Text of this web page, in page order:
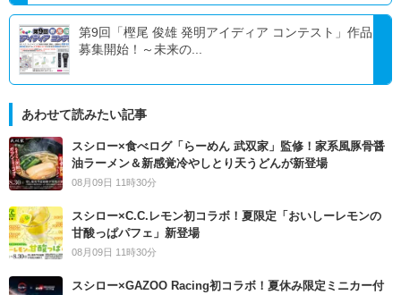
第9回「樫尾 俊雄 発明アイディア コンテスト」作品
募集開始！～未来の...
あわせて読みたい記事
スシロー×食べログ「らーめん 武双家」監修！家系風豚骨醤
油ラーメン＆新感覚冷やしとり天うどんが新登場
08月09日 11時30分
スシロー×C.C.レモン初コラボ！夏限定「おいしーレモンの
甘酸っぱパフェ」新登場
08月09日 11時30分
スシロー×GAZOO Racing初コラボ！夏休み限定ミニカー付